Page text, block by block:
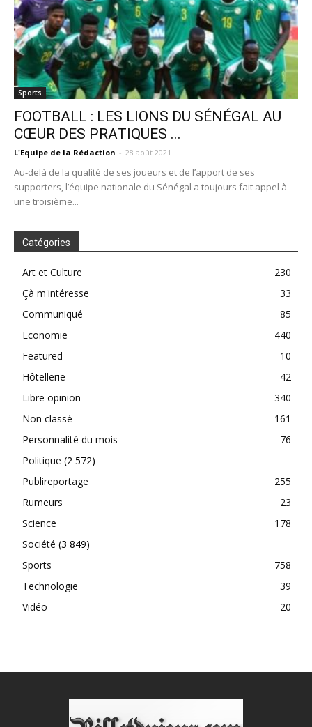
Sports
FOOTBALL : LES LIONS DU SÉNÉGAL AU
CŒUR DES PRATIQUES ...
L'Equipe de la Rédaction - 28 août 2021
Au-delà de la qualité de ses joueurs et de l’apport de ses
supporters, l’équipe nationale du Sénégal a toujours fait appel à
une troisième...
Catégories
Art et Culture
230
Çà m'intéresse
33
Communiqué
85
Economie
440
Featured
10
Hôtellerie
42
Libre opinion
340
Non classé
161
Personnalité du mois
76
Politique (2 572)
Publireportage
255
Rumeurs
23
Science
178
Société (3 849)
Sports
758
Technologie
39
Vidéo
20